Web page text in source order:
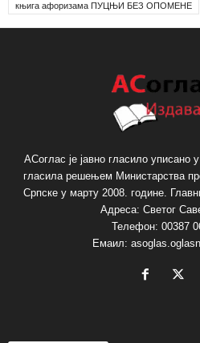
књига афоризама ПУЦЊИ БЕЗ ОПОМЕНЕ
АСоглас је јавно гласило уписано
гласила решењем Министарства
Српске у марту 2008. године.
Адреса: Светог
Телефон: 00387
Емаил: